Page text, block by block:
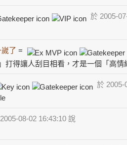
於 2005-
了 =
打得讓人刮目相看，才是一個「高情
於 2005-
08-02 16:43:10 說